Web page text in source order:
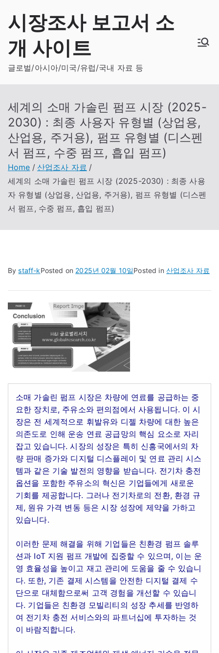
content
시장조사 보고서 소
개 사이트
글로벌/아시아/미국/유럽/국내 자료 등
세계의 소매 가솔린 펌프 시장 (2025-
2030) : 최종 사용자 유형별 (상업용,
산업용, 주거용), 펌프 유형별 (디스펜
서 펌프, 수중 펌프, 흡입 펌프)
Home
산업조사 자료
세계의 소매 가솔린 펌프 시장 (2025-2030) : 최종 사용
자 유형별 (상업용, 산업용, 주거용), 펌프 유형별 (디스펜
서 펌프, 수중 펌프, 흡입 펌프)
Bystaff-kPosted on 2025년 02월 10일Posted in 산업조사 자료
소매 가솔린 펌프 시장은 차량에 연료를 공급하는 중
요한 장치로, 주유소와 편의점에서 사용됩니다. 이 시
장은 전 세계적으로 휘발유와 디젤 차량에 대한 높은
의존도로 인해 운송 연료 공급망의 핵심 요소로 자리
잡고 있습니다. 시장의 성장은 특히 신흥국에서의 차
량 판매 증가와 디지털 디스플레이 및 연료 관리 시스
템과 같은 기술 발전의 영향을 받습니다. 전기차 충전
옵션을 포함한 주유소의 혁신은 기업들에게 새로운
기회를 제공합니다. 그러나 전기차로의 전환, 환경 규
제, 원유 가격 변동 등은 시장 성장에 제약을 가하고
있습니다.
이러한 문제 해결을 위해 기업들은 친환경 펌프 솔루
션과 IoT 지원 펌프 개발에 집중할 수 있으며, 이는 운
영 효율성을 높이고 재고 관리에 도움을 줄 수 있습니
다. 또한, 기존 결제 시스템을 안전한 디지털 결제 수
단으로 대체함으로써 고객 경험을 개선할 수 있습니
다. 기업들은 친환경 모빌리티의 성장 추세를 반영하
여 전기차 충전 서비스와의 파트너십에 투자하는 것
이 바람직합니다.